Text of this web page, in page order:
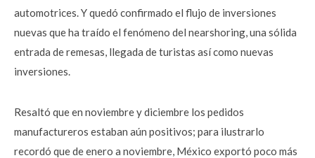
automotrices. Y quedó confirmado el flujo de inversiones
nuevas que ha traído el fenómeno del nearshoring, una sólida
entrada de remesas, llegada de turistas así como nuevas
inversiones.
Resaltó que en noviembre y diciembre los pedidos
manufactureros estaban aún positivos; para ilustrarlo
recordó que de enero a noviembre, México exportó poco más